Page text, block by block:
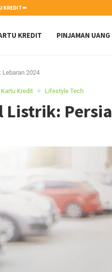
KREDIT⬅️
KREDIT PINJAMAN UANG
2024
Kartu Kredit Lifestyle Tech